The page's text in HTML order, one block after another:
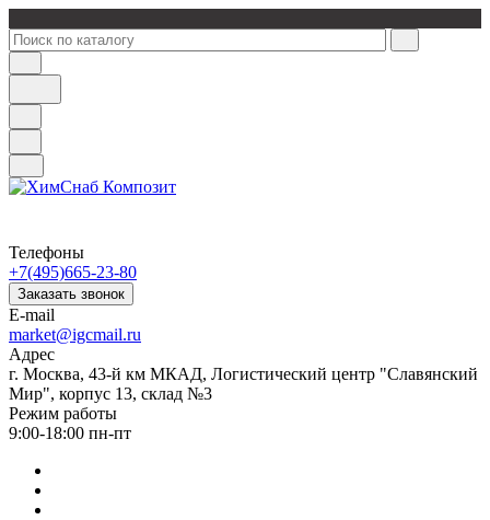
Телефоны
+7(495)665-23-80
Заказать звонок
E-mail
market@igcmail.ru
Адрес
г. Москва, 43-й км МКАД, Логистический центр "Славянский
Мир", корпус 13, склад №3
Режим работы
9:00-18:00 пн-пт